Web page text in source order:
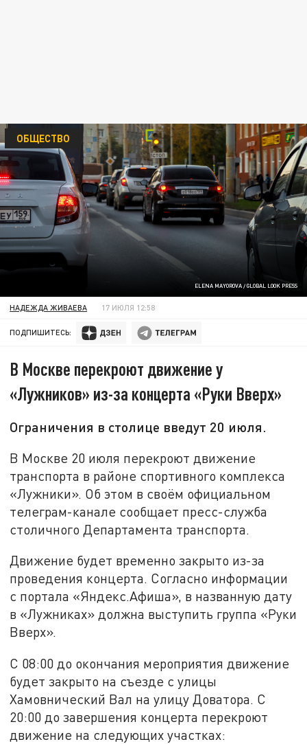
ELENA MAYOROVA / GLOBAL LOOK PRESS
ОБЩЕСТВО
НАДЕЖДА ЖИВАЕВА 17 ИЮЛЯ 12:58
ПОДПИШИТЕСЬ:
В Москве перекроют движение у
«Лужников» из-за концерта «Руки Вверх»
Ограничения в столице введут 20 июля.
В Москве 20 июля перекроют движение
транспорта в районе спортивного комплекса
«Лужники». Об этом в своём официальном
телеграм-канале сообщает пресс-служба
столичного Департамента транспорта.
Движение будет временно закрыто из-за
проведения концерта. Согласно информации
с портала «Яндекс.Афиша», в названную дату
в «Лужниках» должна выступить группа «Руки
Вверх».
С 08:00 до окончания мероприятия движение
будет закрыто на съезде с улицы
Хамовнический Вал на улицу Доватора. С
20:00 до завершения концерта перекроют
движение на следующих участках: